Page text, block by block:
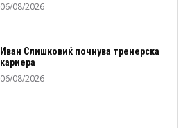
06/08/2026
Иван Слишковиќ почнува тренерска
кариера
06/08/2026